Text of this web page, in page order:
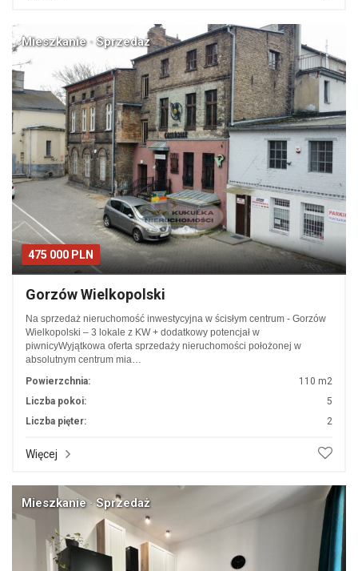
475 000 PLN
Mieszkanie · Sprzedaż
Gorzów Wielkopolski
Na sprzedaż nieruchomość inwestycyjna w ścisłym centrum - Gorzów
Wielkopolski – 3 lokale z KW + dodatkowy potencjał w
piwnicyWyjątkowa oferta sprzedaży nieruchomości położonej w
absolutnym centrum mia…
Powierzchnia:
110 m2
Liczba pokoi:
5
Liczba pięter:
2
Więcej
Mieszkanie · Sprzedaż